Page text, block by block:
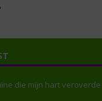
die mijn hart veroverde